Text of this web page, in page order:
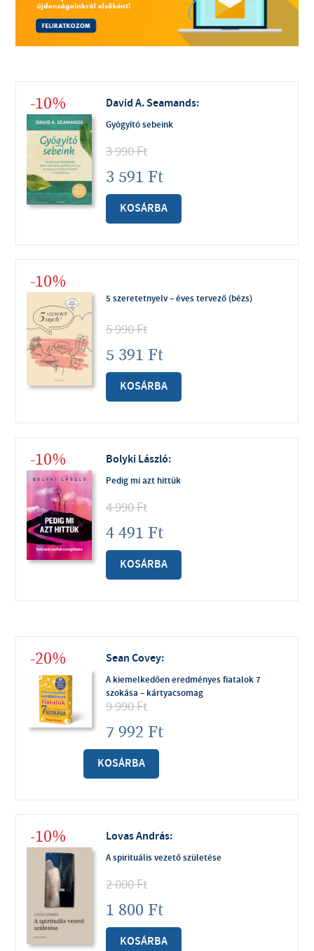
-10% David A. Seamands:
Gyógyító sebeink
3 990Ft
3 591 Ft
KOSÁRBA
-10%
5 szeretetnyelv – éves tervező (bézs)
5 990Ft
5 391 Ft
KOSÁRBA
-10% Bolyki László:
Pedig mi azt hittük
4 990Ft
4 491 Ft
KOSÁRBA
-20% Sean Covey:
A kiemelkedően eredményes fiatalok 7
szokása – kártyacsomag
9 990Ft
7 992 Ft
KOSÁRBA
-10% Lovas András:
A spirituális vezető születése
2 000Ft
1 800 Ft
KOSÁRBA